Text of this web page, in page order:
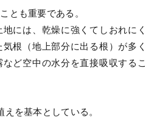
とも重要である。
には、乾燥に強くてしおれにく
根（地上部分に出る根）が多く
ど空中の水分を直接吸収するこ
を基本としている。